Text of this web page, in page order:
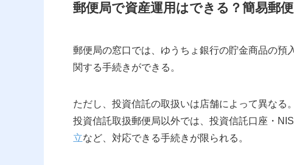
郵便局で資産運用はできる？簡易郵
郵便局の窓口では、ゆうちょ銀行の貯金商品の預
関する手続きができる。
ただし、投資信託の取扱いは店舗によって異なる
投資信託取扱郵便局以外では、投資信託口座・
立など、対応できる手続きが限られる。